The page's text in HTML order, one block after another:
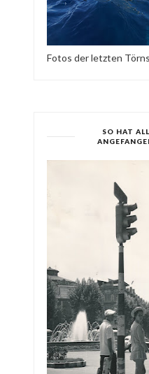
AFRO DEEP HOU...
Fotos der letzten
SO HAT